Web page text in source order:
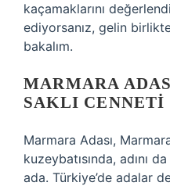
kaçamaklarını
ediyorsanız, gelin
bakalım.
MARMARA
SAKLI CENNETI
Marmara Adası,
kuzeybatısında, adını
ada. Türkiye’de adalar